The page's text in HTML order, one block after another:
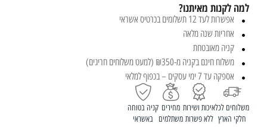
למה לקנות מאיתנו?
אפשרות לעד 12 תשלומים בכרטיס אשראי
אחריות שנה מלאה
קניה מאובטחת
משלוח חינם בקניה מ-₪350 (למעט משלוחים חריגים)
אספקה עד 7 ימי עסקים – בכפוף למלאי
משלוחים לכל
חלקי הארץ
איכות ושירות
ללא פשרות
מחירים
משתלמים
קניה בטוחה
באשראי